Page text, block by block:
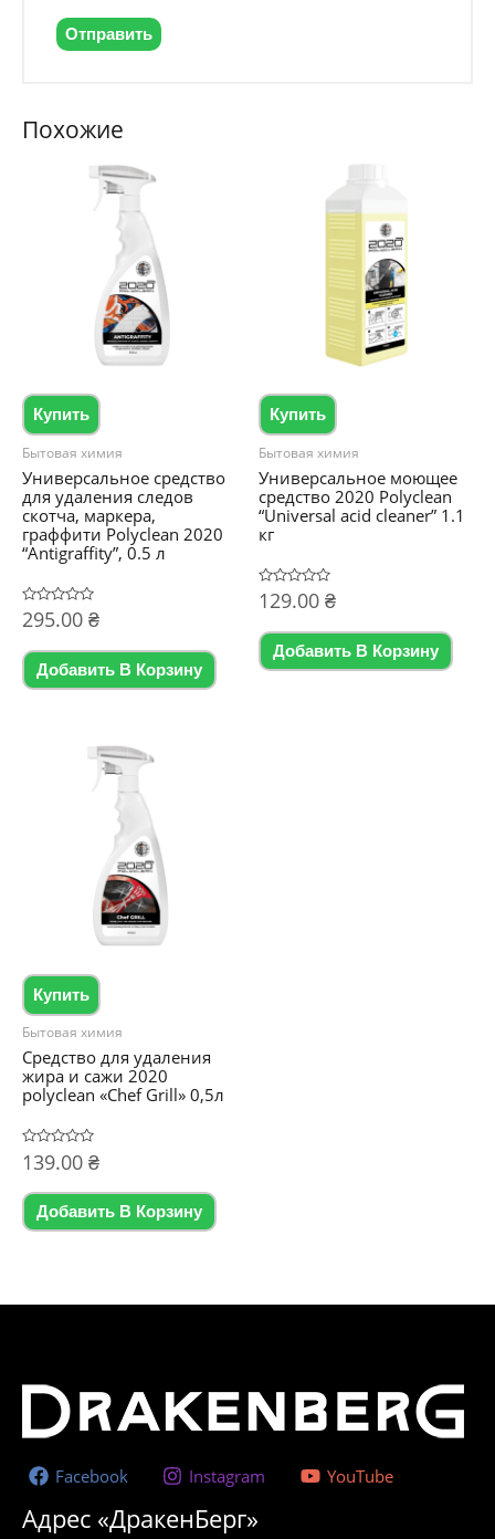
Похожие
Купить
Бытовая химия
Универсальное средство
для удаления следов
скотча, маркера,
граффити Polyclean 2020
“Antigraffity”, 0.5 л
Оценка
0
5
295.00 ₴
Добавить В Корзину
Купить
Бытовая химия
Универсальное моющее
средство 2020 Polyclean
“Universal acid cleaner” 1.1
кг
Оценка
0
5
129.00 ₴
Добавить В Корзину
Купить
Бытовая химия
Средство для удаления
жира и сажи 2020
polyclean «Chef Grill» 0,5л
Оценка
0
5
139.00 ₴
Добавить В Корзину
Facebook Instagram YouTube
Адрес «ДракенБерг»